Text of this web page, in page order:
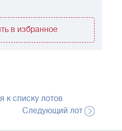
в избранное
к списку лотов
Следующий лот